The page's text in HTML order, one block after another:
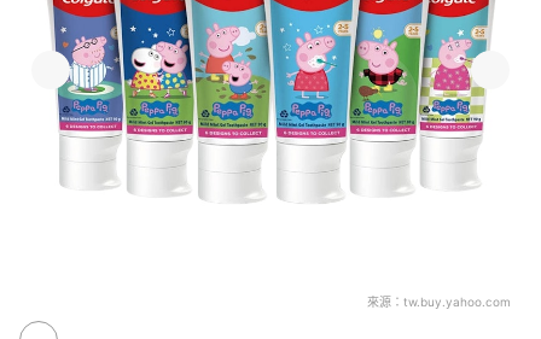
來源： tw.buy.yahoo.com